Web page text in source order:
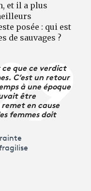
et il a plus
posée : qui est
de sauvages ?
ce que ce verdict
C’est un retour
à une époque
être
en cause
femmes doit